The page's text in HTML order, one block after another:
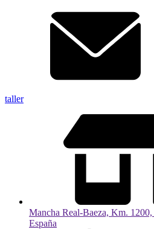
taller
Mancha Real-Baeza, Km.
España